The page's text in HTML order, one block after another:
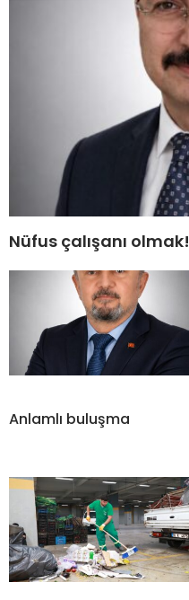
Nüfus çalışanı olmak!
Anlamlı buluşma